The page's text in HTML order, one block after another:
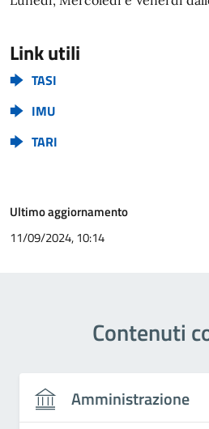
Link utili
TASI
IMU
TARI
Ultimo aggiornamento
11/09/2024, 10:14
Contenuti
Amministrazione